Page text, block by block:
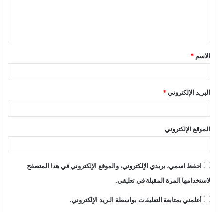
ق
*
الاسم *
البريد الإلكتروني*
الموقع الإلكتروني
احفظ اسمي، بريدي الإلكتروني، والموقع الإلكتروني في هذا المتصفح
لاستخدامها المرة المقبلة في تعليقي.
أعلمني بمتابعة التعليقات بواسطة البريد الإلكتروني.